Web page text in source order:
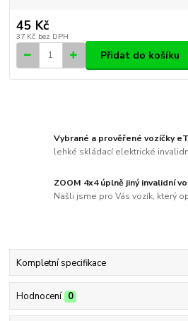
45 Kč
37 Kč bez DPH
Přidat do košíku
Vybrané a prověřené vozíčky
lehké skládací elektrické
ZOOM 4x4 úplně jiný invalidní
Našli jsme pro Vás vozík, který
Kompletní specifikace
Hodnocení 0